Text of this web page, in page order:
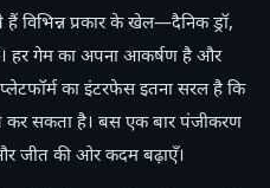
प्रकार के खेल—दैनिक ड्रॉ,
हर गेम का अपना आकर्षण है और
का इंटरफेस इतना सरल है कि
कर सकता है। बस एक बार पंजीकरण
जीत की ओर कदम बढ़ाएँ।